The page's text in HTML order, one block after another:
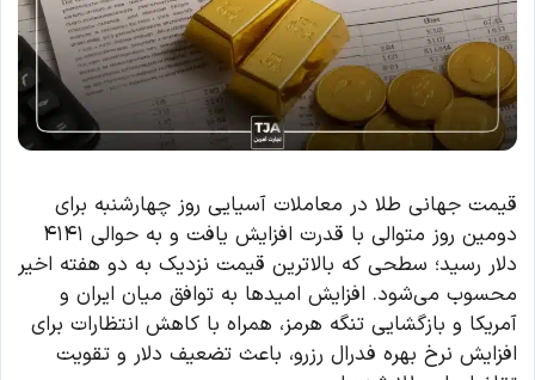
قیمت جهانی طلا در معاملات آسیایی روز چهارشنبه برای
دومین روز متوالی با قدرت افزایش یافت و به حوالی ۴۱۴۱
دلار رسید؛ سطحی که بالاترین قیمت نزدیک به دو هفته اخیر
محسوب می‌شود. افزایش امیدها به توافق میان ایران و
آمریکا و بازگشایی تنگه هرمز، همراه با کاهش انتظارات برای
افزایش نرخ بهره فدرال رزرو، باعث تضعیف دلار و تقویت